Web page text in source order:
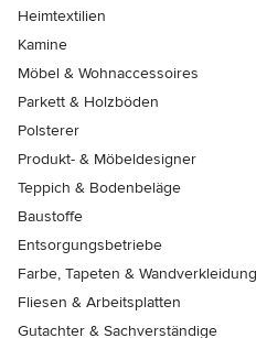
Heimtextilien
Kamine
Möbel & Wohnaccessoires
Parkett & Holzböden
Polsterer
Produkt- & Möbeldesigner
Teppich & Bodenbeläge
Baustoffe
Entsorgungsbetriebe
Farbe, Tapeten & Wandverkleidung
Fliesen & Arbeitsplatten
Gutachter & Sachverständige